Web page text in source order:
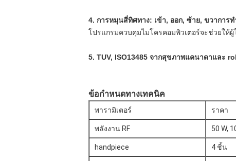
4. การหมุนสี่ทิศทาง: เข้า, ออก, ซ้าย, ขวาการ
โปรแกรมควบคุมไมโครคอมพิวเตอร์จะช่วยให้
5. TUV, ISO13485 จากสุขภาพแคนาดาและ
ข้อกำหนดทางเทคนิค
พารามิเตอร์ ราคา
พลังงาน RF 50 W,
handpiece 4 ชิ้น